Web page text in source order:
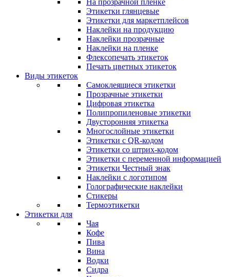
На прозрачной пленке
Этикетки глянцевые
Этикетки для маркетплейсов
Наклейки на продукцию
Наклейки прозрачные
Наклейки на пленке
Флексопечать этикеток
Печать цветных этикеток
Виды этикеток
Самоклеящиеся этикетки
Прозрачные этикетки
Цифровая этикетка
Полипропиленовые этикетки
Двусторонняя этикетка
Многослойные этикетки
Этикетки с QR-кодом
Этикетки со штрих-кодом
Этикетки с переменной информацией
Этикетки Честный знак
Наклейки с логотипом
Голографические наклейки
Стикеры
Термоэтикетки
Этикетки для
Чая
Кофе
Пива
Вина
Водки
Сидра